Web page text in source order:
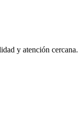
y atención cercana.